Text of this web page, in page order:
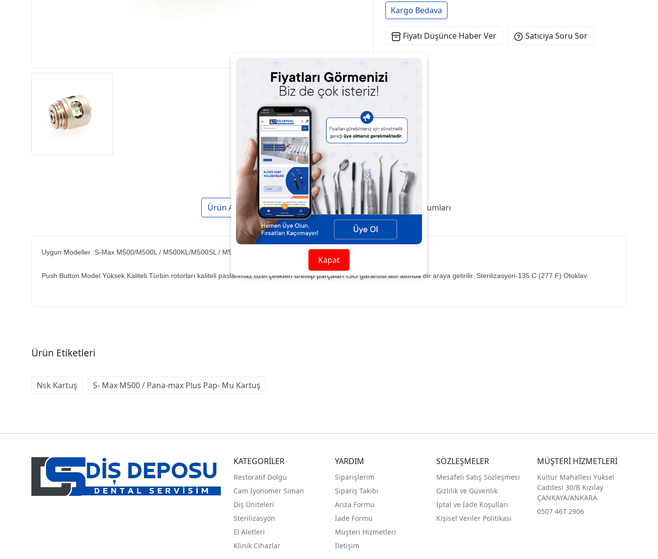
Kargo Bedava
Fiyatı Düşünce Haber Ver Satıcıya Soru Sor
Ürün Açıklaması Taksit / Ödeme Seçenekleri Ürün Yorumları
Uygun Modeller :S-Max M500/M500L / M500KL/M500SL / M500WLED / M500BLED / Pana-Max PLUS PAP- MU
Push Button Model Yüksek Kaliteli Türbin rotorları kaliteli paslanmaz özel çelikten üretilip parçaları ISO garantisi adı altında bir araya getirilir. Sterilizasyon-135 C (277 F) Otoklav.
Ürün Etiketleri
Nsk Kartuş S- Max M500 / Pana-max Plus Pap- Mu Kartuş
KATEGORİLER
Restoratif Dolgu
Cam İyonomer Siman
Diş Üniteleri
Sterilizasyon
El Aletleri
Klinik Cihazlar
YARDIM
Siparişlerim
Sipariş Takibi
Arıza Formu
İade Formu
Müşteri Hizmetleri
İletişim
SÖZLEŞMELER
Mesafeli Satış Sözleşmesi
Gizlilik ve Güvenlik
İptal ve İade Koşulları
Kişisel Veriler Politikası
MÜŞTERİ HİZMETLERİ
Kültür Mahallesi Yüksel
Caddesi 30/B Kızılay
ÇANKAYA/ANKARA
0507 467 2906
Kapat